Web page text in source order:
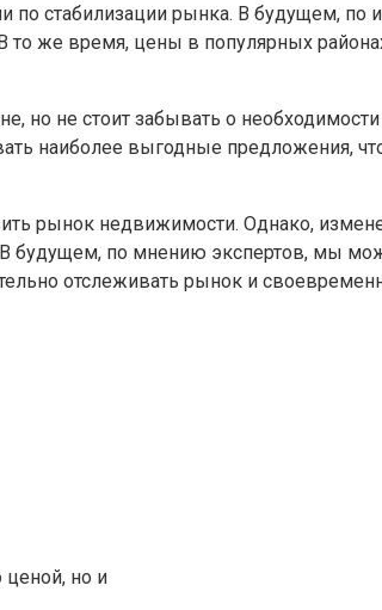
по стабилизации рынка. В будущем, по
то же время, цены в популярных
но не стоит забывать о необходимости
наиболее выгодные предложения,
рынок недвижимости. Однако,
В будущем, по мнению экспертов, мы
отслеживать рынок и
ценой, но и